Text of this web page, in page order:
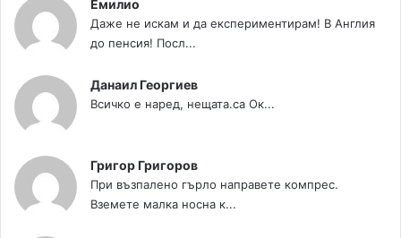
Емилио
Даже не искам и да експериментирам! В Англия
до пенсия! Посл...
Данаил Георгиев
Всичко е наред, нещата.са Ок...
Григор Григоров
При възпалено гърло направете компрес.
Вземете малка носна к...